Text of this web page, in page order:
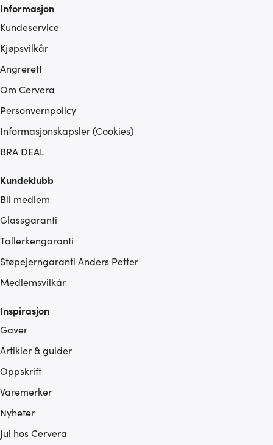
Informasjon
Kundeservice
Kjøpsvilkår
Angrerett
Om Cervera
Personvernpolicy
Informasjonskapsler (Cookies)
BRA DEAL
Kundeklubb
Bli medlem
Glassgaranti
Tallerkengaranti
Støpejerngaranti Anders Petter
Medlemsvilkår
Inspirasjon
Gaver
Artikler & guider
Oppskrift
Varemerker
Nyheter
Jul hos Cervera